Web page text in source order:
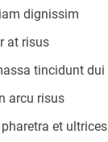
dignissim
at risus
tincidunt dui
arcu risus
et ultrices